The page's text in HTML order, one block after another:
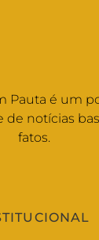
Pauta é um
notícias
fatos.